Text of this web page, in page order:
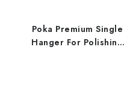
Poka Premium Single
Hanger For Polishing